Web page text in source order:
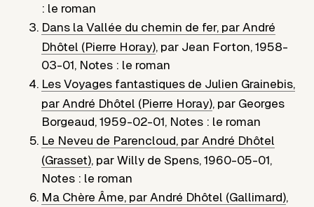
: le roman
Dans la Vallée du chemin de fer, par André
Dhôtel (Pierre Horay), par Jean Forton, 1958-
03-01, Notes : le roman
Les Voyages fantastiques de Julien Grainebis,
par André Dhôtel (Pierre Horay), par Georges
Borgeaud, 1959-02-01, Notes : le roman
Le Neveu de Parencloud, par André Dhôtel
(Grasset), par Willy de Spens, 1960-05-01,
Notes : le roman
Ma Chère Âme, par André Dhôtel (Gallimard),